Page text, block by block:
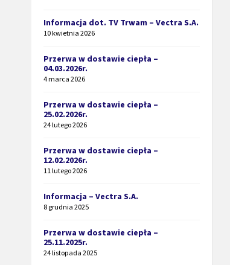
Informacja dot. TV Trwam – Vectra S.A.
10 kwietnia 2026
Przerwa w dostawie ciepła –
04.03.2026r.
4 marca 2026
Przerwa w dostawie ciepła –
25.02.2026r.
24 lutego 2026
Przerwa w dostawie ciepła –
12.02.2026r.
11 lutego 2026
Informacja – Vectra S.A.
8 grudnia 2025
Przerwa w dostawie ciepła –
25.11.2025r.
24 listopada 2025